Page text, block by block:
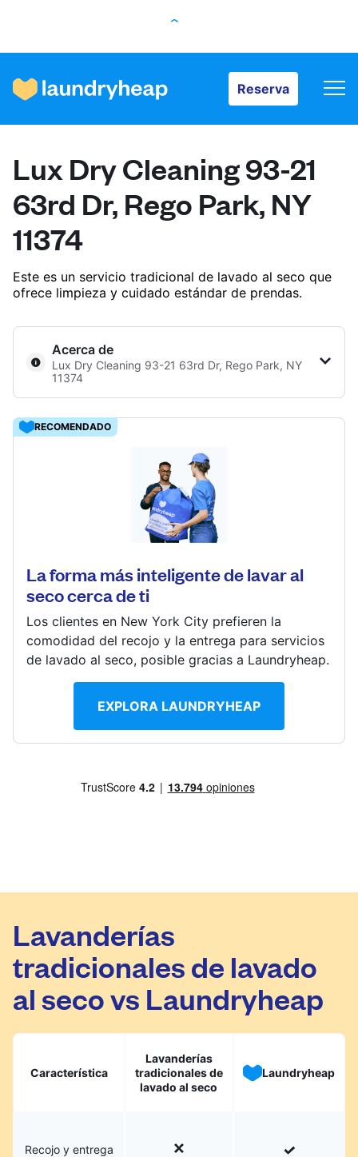
Reserva
Cómo funciona
Precios y servicios
Quiénes somos
Para las empresas
Iniciar sesión
Descarga nuestra app
Lux Dry Cleaning 93-21
63rd Dr, Rego Park, NY
11374
Este es un servicio tradicional de lavado al seco que
ofrece limpieza y cuidado estándar de prendas.
Acerca de
Lux Dry Cleaning 93-21 63rd Dr, Rego Park, NY
11374
9321 63rd Dr, Rego Park, NY 11374, United States
Mostrar número
Ir al sitio web
RECOMENDADO
La forma más inteligente de lavar al
seco cerca de ti
Los clientes en New York City prefieren la
comodidad del recojo y la entrega para servicios
de lavado al seco, posible gracias a Laundryheap.
EXPLORA LAUNDRYHEAP
Lavanderías
tradicionales de lavado
al seco vs Laundryheap
Característica
Lavanderías
tradicionales de
lavado al seco
Laundryheap
Recojo y entrega